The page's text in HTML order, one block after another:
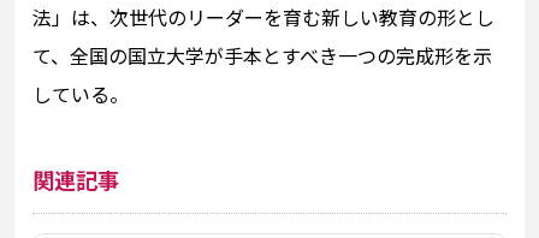
法」は、次世代のリーダーを育む新しい教育の形とし
て、全国の国立大学が手本とすべき一つの完成形を示
している。
関連記事